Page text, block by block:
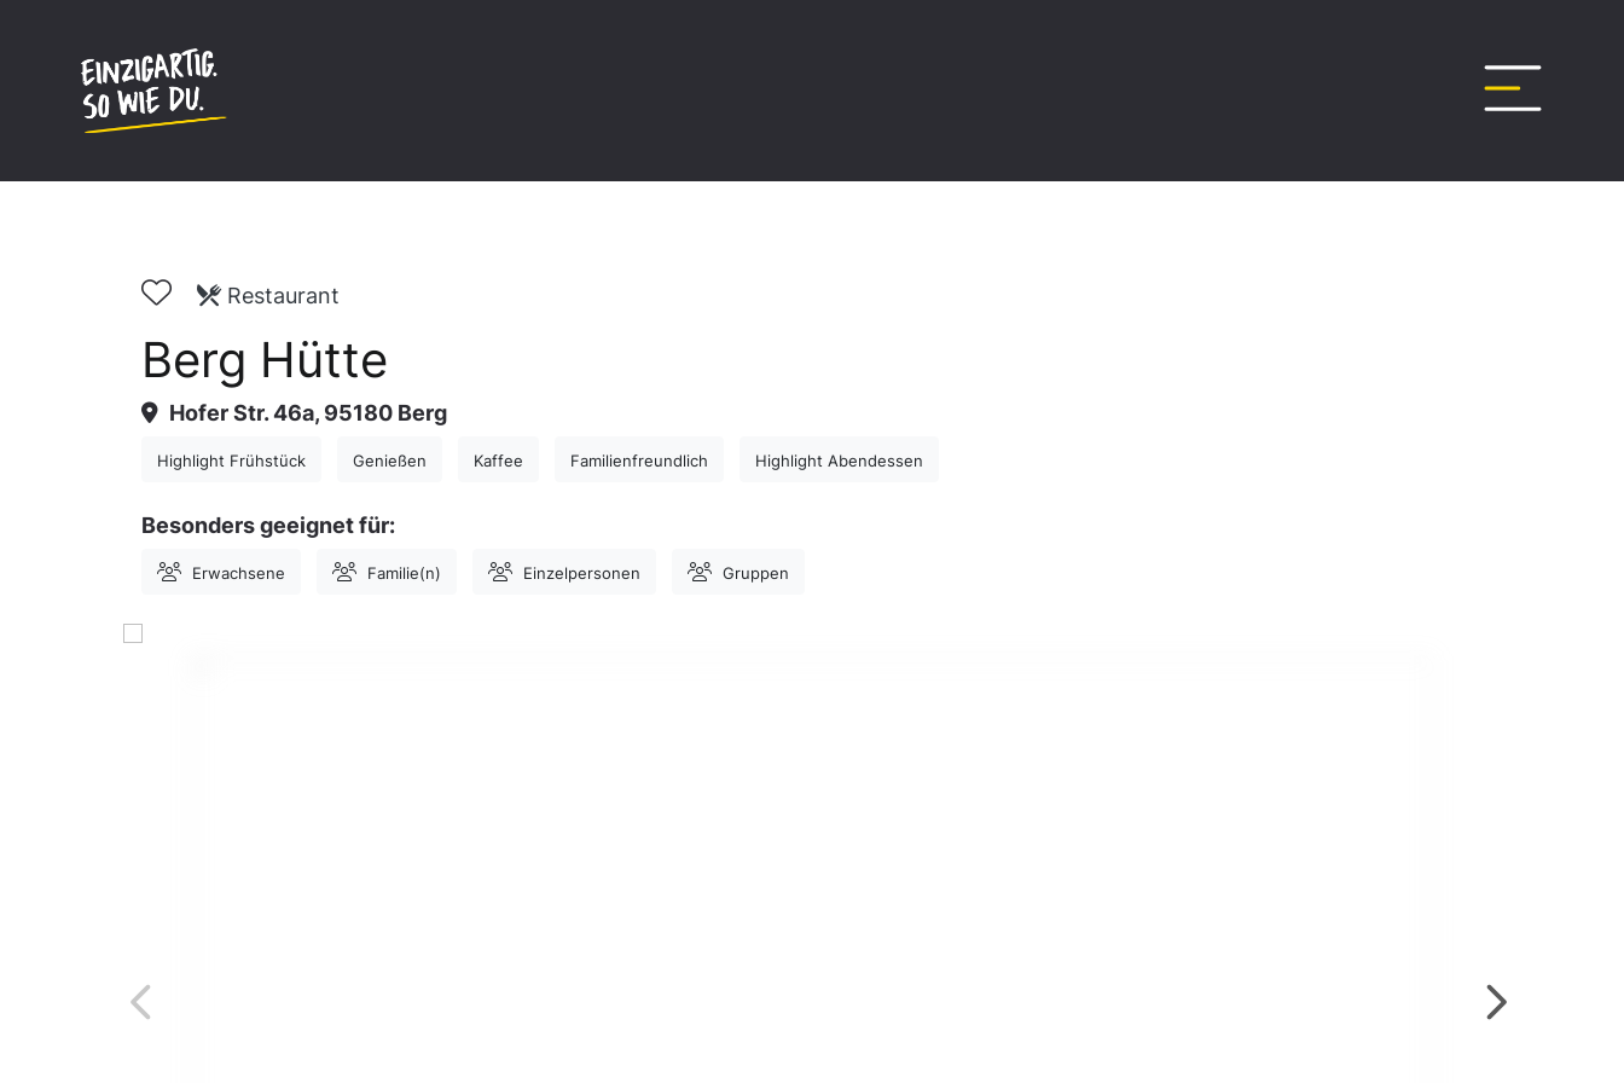
Restaurant
Berg Hütte
Hofer Str. 46a, 95180 Berg
Highlight Frühstück Genießen Kaffee Familienfreundlich Highlight Abendessen
Besonders geeignet für:
Erwachsene Familie(n) Einzelpersonen Gruppen